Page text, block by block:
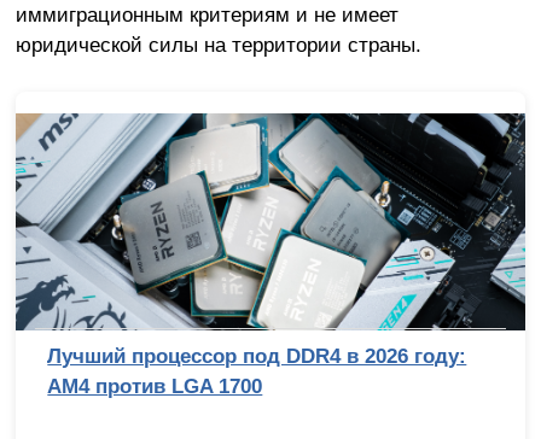
иммиграционным критериям и не имеет
юридической силы на территории страны.
Лучший процессор под DDR4 в 2026 году:
AM4 против LGA 1700